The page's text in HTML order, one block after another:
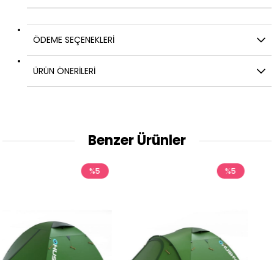
ÖDEME SEÇENEKLERI
ÜRÜN ÖNERILERI
Benzer Ürünler